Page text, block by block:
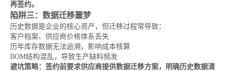
再签约。
陷阱三：数据迁移噩梦
历史数据是企业的核心资产，但迁移过程常导致：
客户档案、供应商价格体系丢失
历年库存数据无法追溯，影响成本核算
BOM结构混乱，导致生产缺料频发
避坑策略：签约前要求供应商提供数据迁移方案，明确历史数据清